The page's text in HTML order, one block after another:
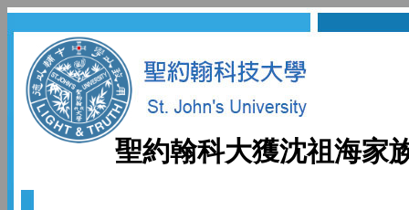
聖約翰科大獲沈祖海家